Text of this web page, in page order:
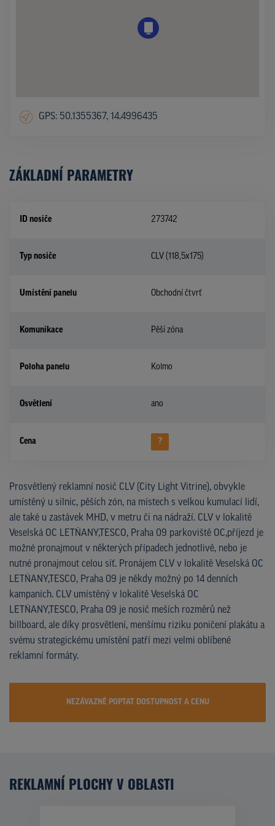
GPS: 50.1355367, 14.4996435
ZÁKLADNÍ PARAMETRY
ID nosiče 273742
Typ nosiče CLV (118,5x175)
Umístění panelu Obchodní čtvrť
Komunikace Pěší zóna
Poloha panelu Kolmo
Osvětlení ano
Cena ?
Prosvětlený reklamní nosič CLV (City Light Vitrine), obvykle
umístěný u silnic, pěších zón, na místech s velkou kumulací lidí,
ale také u zastávek MHD, v metru či na nádraží. CLV v lokalitě
Veselská OC LETŇANY,TESCO, Praha 09 parkoviště OC,příjezd je
možné pronajmout v některých případech jednotlivě, nebo je
nutné pronajmout celou síť. Pronájem CLV v lokalitě Veselská OC
LETŇANY,TESCO, Praha 09 je někdy možný po 14 denních
kampaních. CLV umístěný v lokalitě Veselská OC
LETŇANY,TESCO, Praha 09 je nosič meších rozměrů než
billboard, ale díky prosvětlení, menšímu riziku poničení plakátu a
svému strategickému umístění patří mezi velmi oblíbené
reklamní formáty.
NEZÁVAZNĚ POPTAT DOSTUPNOST A CENU
REKLAMNÍ PLOCHY V OBLASTI